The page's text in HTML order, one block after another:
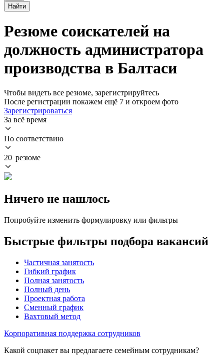
Найти
Резюме соискателей на
должность администратора
производства в Балтаси
Чтобы видеть все резюме, зарегистрируйтесь
После регистрации покажем ещё 7 и откроем фото
Зарегистрироваться
За всё время
По соответствию
20 резюме
Ничего не нашлось
Попробуйте изменить формулировку или фильтры
Быстрые фильтры подбора вакансий
Частичная занятость
Гибкий график
Полная занятость
Полный день
Проектная работа
Сменный график
Вахтовый метод
Корпоративная поддержка сотрудников
Какой соцпакет вы предлагаете семейным сотрудникам?